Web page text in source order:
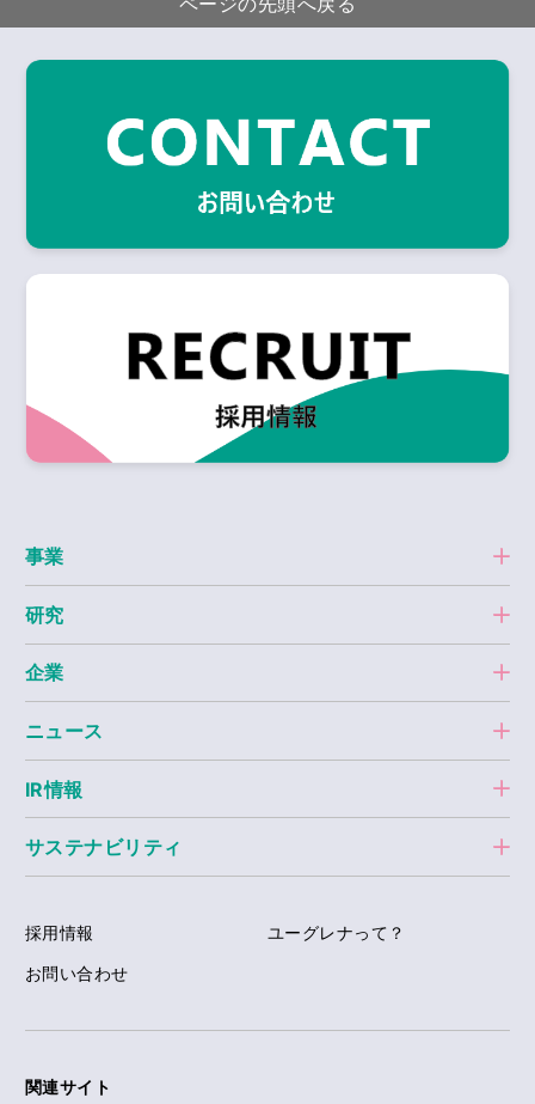
事業
研究
企業
ニュース
IR情報
サステナビリティ
採用情報
ユーグレナって？
お問い合わせ
関連サイト